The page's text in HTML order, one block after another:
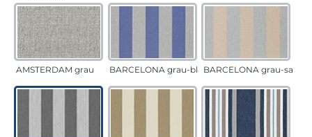
AMSTERDAM grau BARCELONA grau-blauBARCELONA grau-sand